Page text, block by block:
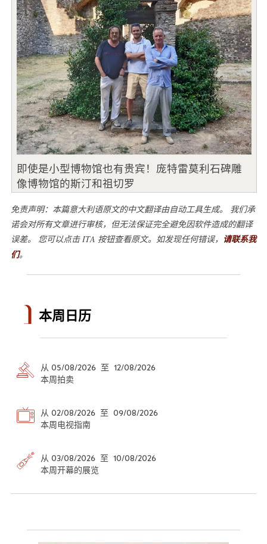
即使是小型博物馆也有贵宾！庞特雷莫利石碑雕
像博物馆的斯汀和祖切罗
免责声明：本篇意大利语原文的中文翻译由自动工具生成。 我们承
诺会对所有文章进行审核，但无法保证完全避免因软件造成的翻译
误差。 您可以点击 ITA 按钮查看原文。如发现任何错误， 请联系我
们。
本周日历
从 05/08/2026 至 12/08/2026
本周拍卖
从 02/08/2026 至 09/08/2026
本周电视指南
从 03/08/2026 至 10/08/2026
本周开幕的展览